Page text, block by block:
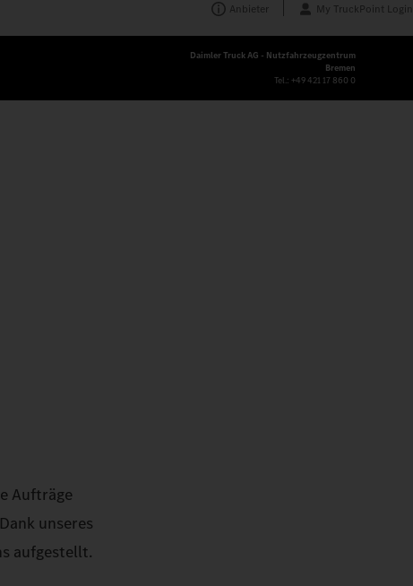
Anbieter My TruckPoint Login
Daimler Truck AG - Nutzfahrzeugzentrum
Bremen
Tel.: +49 421 17 860 0
Aufträge
unseres
aufgestellt.